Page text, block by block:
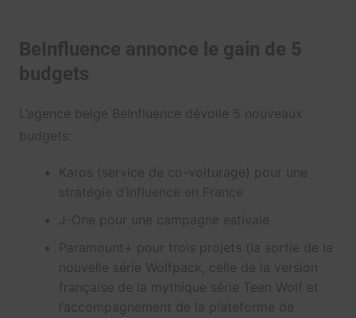
BeInfluence annonce le gain de 5
budgets
L’agence belge BeInfluence dévoile 5 nouveaux
budgets:
Karos (service de co-voiturage) pour une
stratégie d’influence en France
J-One pour une campagne estivale
Paramount+ pour trois projets (la sortie de la
nouvelle série Wolfpack, celle de la version
française de la mythique série Teen Wolf et
l’accompagnement de la plateforme de